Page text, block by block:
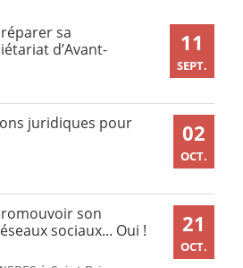
11
SEPT.
sa
d’Avant-
02
OCT.
juridiques pour
21
OCT.
son
sociaux... Oui !